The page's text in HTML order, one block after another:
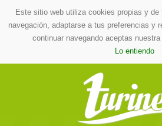
Este sitio web utiliza cookies propias y
navegación, adaptarse a tus preferencias y
continuar navegando aceptas
Lo entiendo